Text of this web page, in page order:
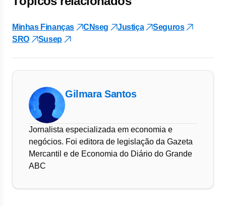
Minhas Finanças CNseg Justiça
Seguros
SRO
Susep
Gilmara Santos
Jornalista especializada em economia e
negócios. Foi editora de legislação da Gazeta
Mercantil e de Economia do Diário do Grande
ABC